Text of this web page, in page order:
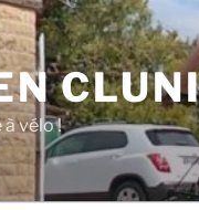
vélo !